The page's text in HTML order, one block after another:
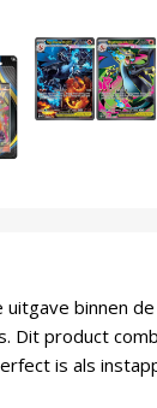
uitgave binnen
Dit product
is als